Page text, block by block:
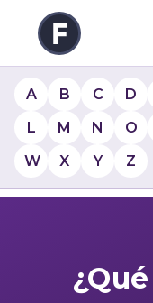
A B C D
L
M N O
W
X Y Z